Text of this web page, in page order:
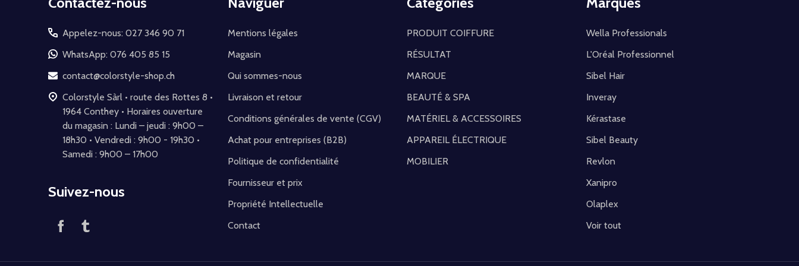
Appelez-nous: 027 346 90 71
WhatsApp: 076 405 85 15
contact@colorstyle-shop.ch
Colorstyle Sàrl • route des Rottes 8 •
1964 Conthey • Horaires ouverture
du magasin : Lundi – jeudi : 9h00 –
18h30 • Vendredi : 9h00 - 19h30 •
Samedi : 9h00 – 17h00
Suivez-nous
Mentions légales
Magasin
Qui sommes-nous
Livraison et retour
Conditions générales de vente (CGV)
Achat pour entreprises (B2B)
Politique de confidentialité
Fournisseur et prix
Propriété Intellectuelle
Contact
PRODUIT COIFFURE
RÉSULTAT
MARQUE
BEAUTÉ & SPA
MATÉRIEL & ACCESSOIRES
APPAREIL ÉLECTRIQUE
MOBILIER
Wella Professionals
L'Oréal Professionnel
Sibel Hair
Inveray
Kérastase
Sibel Beauty
Revlon
Xanipro
Olaplex
Voir tout